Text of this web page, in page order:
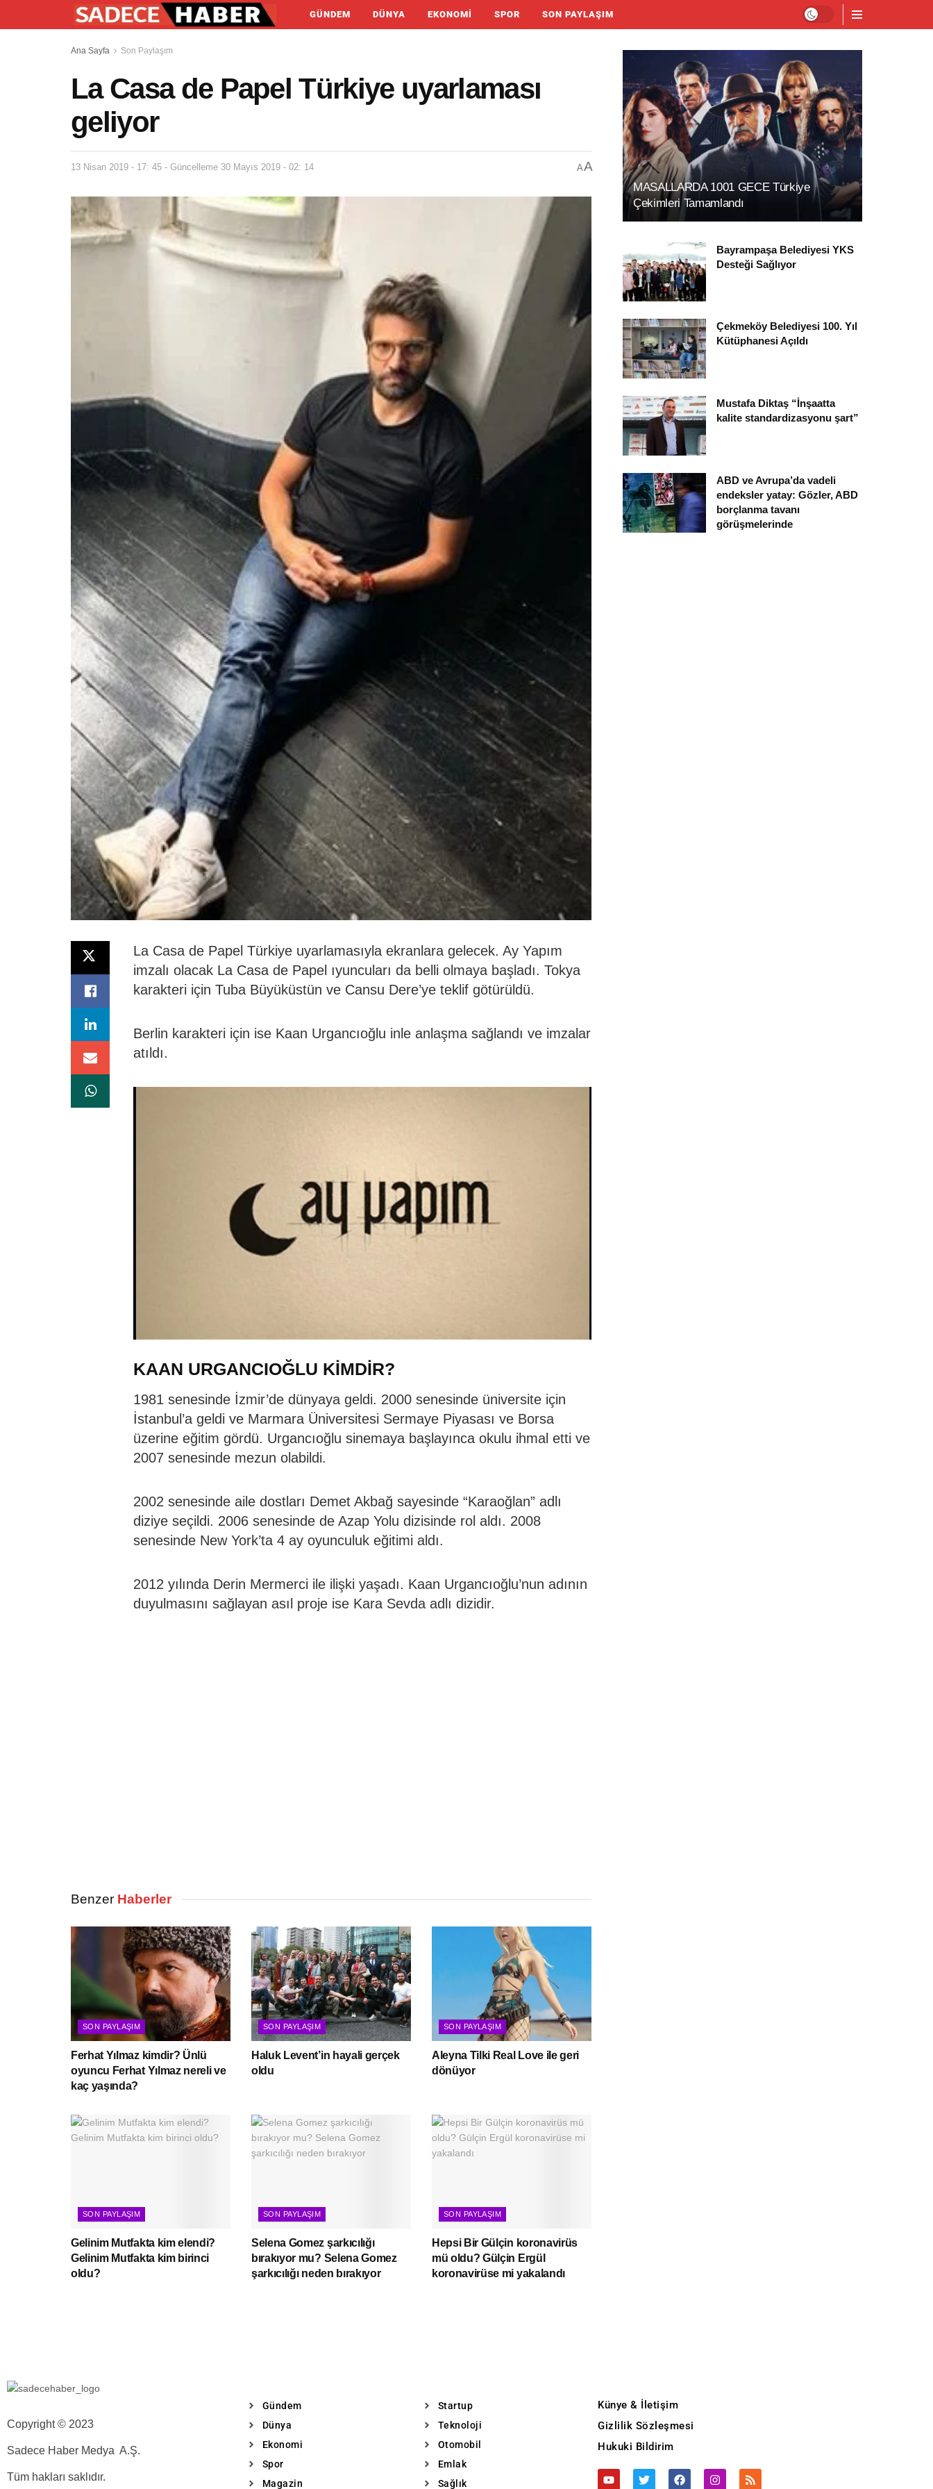
GÜNDEM DÜNYA EKONOMI SPOR SON PAYLAŞIM
Ana Sayfa Son Paylaşım
La Casa de Papel Türkiye uyarlaması
geliyor
13 Nisan 2019 - 17: 45 - Güncelleme 30 Mayıs 2019 - 02: 14 AA
La Casa de Papel Türkiye uyarlamasıyla ekranlara gelecek. Ay Yapım
imzalı olacak La Casa de Papel ıyuncuları da belli olmaya başladı. Tokya
karakteri için Tuba Büyüküstün ve Cansu Dere’ye teklif götürüldü.
Berlin karakteri için ise Kaan Urgancıoğlu inle anlaşma sağlandı ve imzalar
atıldı.
KAAN URGANCIOĞLU KİMDİR?
1981 senesinde İzmir’de dünyaya geldi. 2000 senesinde üniversite için
İstanbul’a geldi ve Marmara Üniversitesi Sermaye Piyasası ve Borsa
üzerine eğitim gördü. Urgancıoğlu sinemaya başlayınca okulu ihmal etti ve
2007 senesinde mezun olabildi.
2002 senesinde aile dostları Demet Akbağ sayesinde “Karaoğlan” adlı
diziye seçildi. 2006 senesinde de Azap Yolu dizisinde rol aldı. 2008
senesinde New York’ta 4 ay oyunculuk eğitimi aldı.
2012 yılında Derin Mermerci ile ilişki yaşadı. Kaan Urgancıoğlu’nun adının
duyulmasını sağlayan asıl proje ise Kara Sevda adlı dizidir.
Benzer Haberler
SON PAYLAŞIM
Ferhat Yılmaz kimdir? Ünlü
oyuncu Ferhat Yılmaz nereli ve
kaç yaşında?
SON PAYLAŞIM
Haluk Levent’in hayali gerçek
oldu
SON PAYLAŞIM
Aleyna Tilki Real Love ile geri
dönüyor
SON PAYLAŞIM
Gelinim Mutfakta kim elendi?
Gelinim Mutfakta kim birinci
oldu?
SON PAYLAŞIM
Selena Gomez şarkıcılığı
bırakıyor mu? Selena Gomez
şarkıcılığı neden bırakıyor
SON PAYLAŞIM
Hepsi Bir Gülçin koronavirüs
mü oldu? Gülçin Ergül
koronavirüse mi yakalandı
MASALLARDA 1001 GECE Türkiye
Çekimleri Tamamlandı
Bayrampaşa Belediyesi YKS
Desteği Sağlıyor
Çekmeköy Belediyesi 100. Yıl
Kütüphanesi Açıldı
Mustafa Diktaş “İnşaatta
kalite standardizasyonu şart”
ABD ve Avrupa’da vadeli
endeksler yatay: Gözler, ABD
borçlanma tavanı
görüşmelerinde
Copyright © 2023
Sadece Haber Medya A.Ş.
Tüm hakları saklıdır.
Gündem
Dünya
Ekonomi
Spor
Magazin
Startup
Teknoloji
Otomobil
Emlak
Sağlık
Künye & İletişim
Gizlilik Sözleşmesi
Hukuki Bildirim